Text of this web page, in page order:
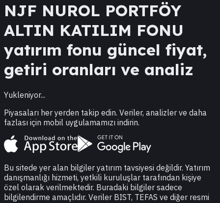
NJF NUROL PORTFÖY
ALTIN KATILIM FONU
yatırım fonu güncel fiyat,
getiri oranları ve analiz
Yukleniyor...
Piyasaları her yerden takip edin. Veriler, analizler ve daha
fazlası için mobil uygulamamızı indirin.
Bu sitede yer alan bilgiler yatırım tavsiyesi değildir. Yatırım
danışmanlığı hizmeti, yetkili kuruluşlar tarafından kişiye
özel olarak verilmektedir. Buradaki bilgiler sadece
bilgilendirme amaçlıdır. Veriler BIST, TEFAS ve diğer resmi